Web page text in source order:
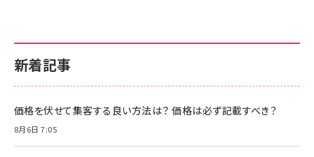
新着記事
価格を伏せて集客する良い方法は？ 価格は必ず記載すべき？
8月6日 7:05